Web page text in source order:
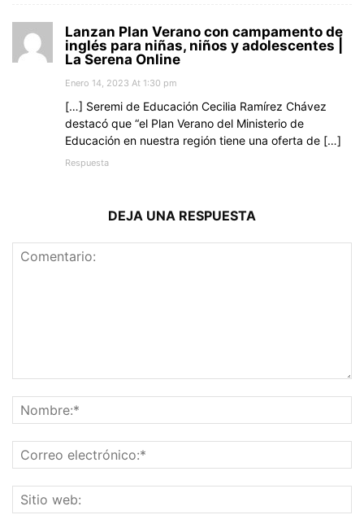
Lanzan Plan Verano con campamento de
inglés para niñas, niños y adolescentes |
La Serena Online
Enero 14, 2023 At 1:30 pm
[…] Seremi de Educación Cecilia Ramírez Chávez
destacó que “el Plan Verano del Ministerio de
Educación en nuestra región tiene una oferta de […]
Respuesta
DEJA UNA RESPUESTA